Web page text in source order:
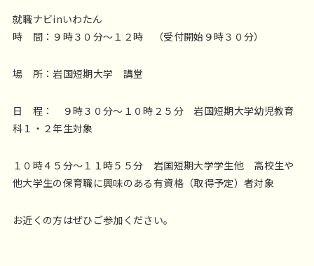
就職ナビinいわたん
時 間：９時３０分～１２時 （受付開始９時３０分）
場 所：岩国短期大学 講堂
日 程： ９時３０分～１０時２５分 岩国短期大学幼児教育
科１・２年生対象
１０時４５分～１１時５５分 岩国短期大学学生他 高校生や
他大学生の保育職に興味のある有資格（取得予定）者対象
お近くの方はぜひご参加ください。